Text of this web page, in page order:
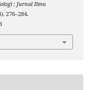
: Jurnal Ilmu
276–284.